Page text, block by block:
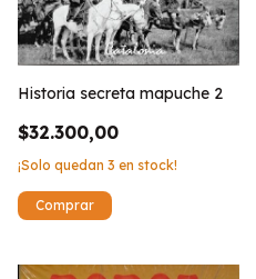
Historia secreta mapuche 2
$32.300,00
¡Solo quedan 3 en stock!